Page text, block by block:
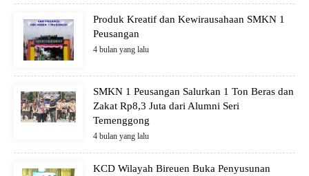
Produk Kreatif dan Kewirausahaan SMKN 1
Peusangan
4 bulan yang lalu
SMKN 1 Peusangan Salurkan 1 Ton Beras dan
Zakat Rp8,3 Juta dari Alumni Seri
Temenggong
4 bulan yang lalu
KCD Wilayah Bireuen Buka Penyusunan